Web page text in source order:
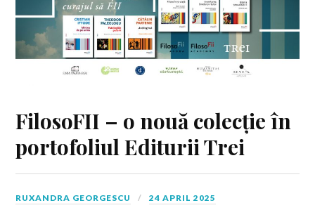
FilosoFII – o nouă colecție în
portofoliul Editurii Trei
RUXANDRA GEORGESCU 24 APRIL 2025